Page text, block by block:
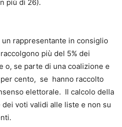
più di 26).
rappresentante in consiglio
più del 5% dei
o, se parte di una coalizione e
cento, se hanno raccolto
elettorale. Il calcolo della
voti validi alle liste e non su